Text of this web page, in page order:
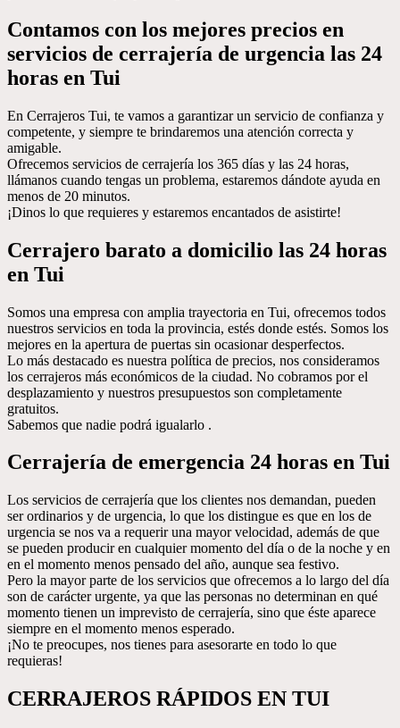
Contamos con los mejores precios en
servicios de cerrajería de urgencia las 24
horas en Tui
En Cerrajeros Tui, te vamos a garantizar un servicio de confianza y
competente, y siempre te brindaremos una atención correcta y
amigable.
Ofrecemos servicios de cerrajería los 365 días y las 24 horas,
llámanos cuando tengas un problema, estaremos dándote ayuda en
menos de 20 minutos.
¡Dinos lo que requieres y estaremos encantados de asistirte!
Cerrajero barato a domicilio las 24 horas
en Tui
Somos una empresa con amplia trayectoria en Tui, ofrecemos todos
nuestros servicios en toda la provincia, estés donde estés. Somos los
mejores en la apertura de puertas sin ocasionar desperfectos.
Lo más destacado es nuestra política de precios, nos consideramos
los cerrajeros más económicos de la ciudad. No cobramos por el
desplazamiento y nuestros presupuestos son completamente
gratuitos.
Sabemos que nadie podrá igualarlo .
Cerrajería de emergencia 24 horas en Tui
Los servicios de cerrajería que los clientes nos demandan, pueden
ser ordinarios y de urgencia, lo que los distingue es que en los de
urgencia se nos va a requerir una mayor velocidad, además de que
se pueden producir en cualquier momento del día o de la noche y en
en el momento menos pensado del año, aunque sea festivo.
Pero la mayor parte de los servicios que ofrecemos a lo largo del día
son de carácter urgente, ya que las personas no determinan en qué
momento tienen un imprevisto de cerrajería, sino que éste aparece
siempre en el momento menos esperado.
¡No te preocupes, nos tienes para asesorarte en todo lo que
requieras!
CERRAJEROS RÁPIDOS EN TUI